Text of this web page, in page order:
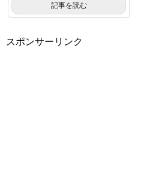
記事を読む
スポンサーリンク